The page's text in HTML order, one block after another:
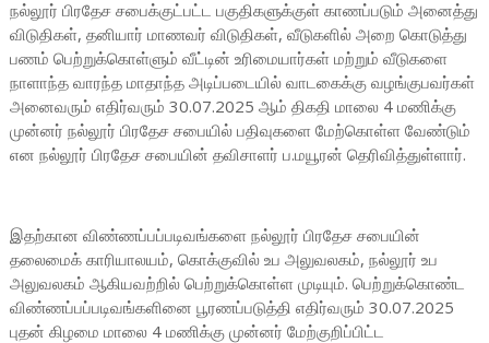
நல்லூர் பிரதேச சபைக்குட்பட்ட பகுதிகளுக்குள் காணப்படும் அனைத்து
விடுதிகள், தனியார் மாணவர் விடுதிகள், வீடுகளில் அறை கொடுத்து
பணம் பெற்றுக்கொள்ளும் வீட்டின் உரிமையார்கள் மற்றும் வீடுகளை
நாளாந்த வாரந்த மாதாந்த அடிப்படையில் வாடகைக்கு வழங்குபவர்கள்
அனைவரும் எதிர்வரும் 30.07.2025 ஆம் திகதி மாலை 4 மணிக்கு
முன்னர் நல்லூர் பிரதேச சபையில் பதிவுகளை மேற்கொள்ள வேண்டும்
என நல்லூர் பிரதேச சபையின் தவிசாளர் ப.மயூரன் தெரிவித்துள்ளார்.
இதற்கான விண்ணப்பப்படிவங்களை நல்லூர் பிரதேச சபையின்
தலைமைக் காரியாலயம், கொக்குவில் உப அலுவலகம், நல்லூர் உப
அலுவலகம் ஆகியவற்றில் பெற்றுக்கொள்ள முடியும். பெற்றுக்கொண்ட
விண்ணப்பப்படிவங்களினை பூரணப்படுத்தி எதிர்வரும் 30.07.2025
புதன் கிழமை மாலை 4 மணிக்கு முன்னர் மேற்குறிப்பிட்ட